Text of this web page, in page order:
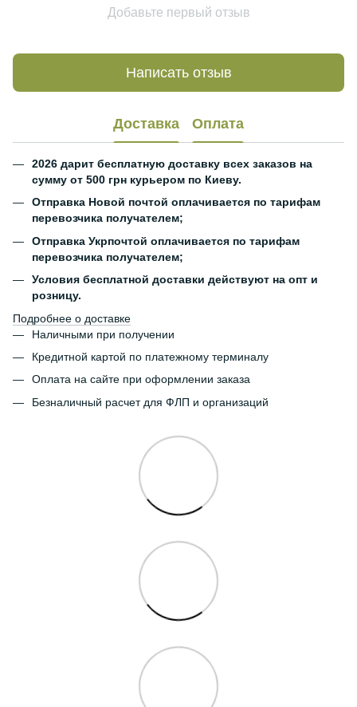
Добавьте первый отзыв
Написать отзыв
Доставка Оплата
2026 дарит бесплатную доставку всех заказов на
сумму от 500 грн курьером по Киеву.
Отправка Новой почтой оплачивается по тарифам
перевозчика получателем;
Отправка Укрпочтой оплачивается по тарифам
перевозчика получателем;
Условия бесплатной доставки действуют на опт и
розницу.
Подробнее о доставке
Наличными при получении
Кредитной картой по платежному терминалу
Оплата на сайте при оформлении заказа
Безналичный расчет для ФЛП и организаций